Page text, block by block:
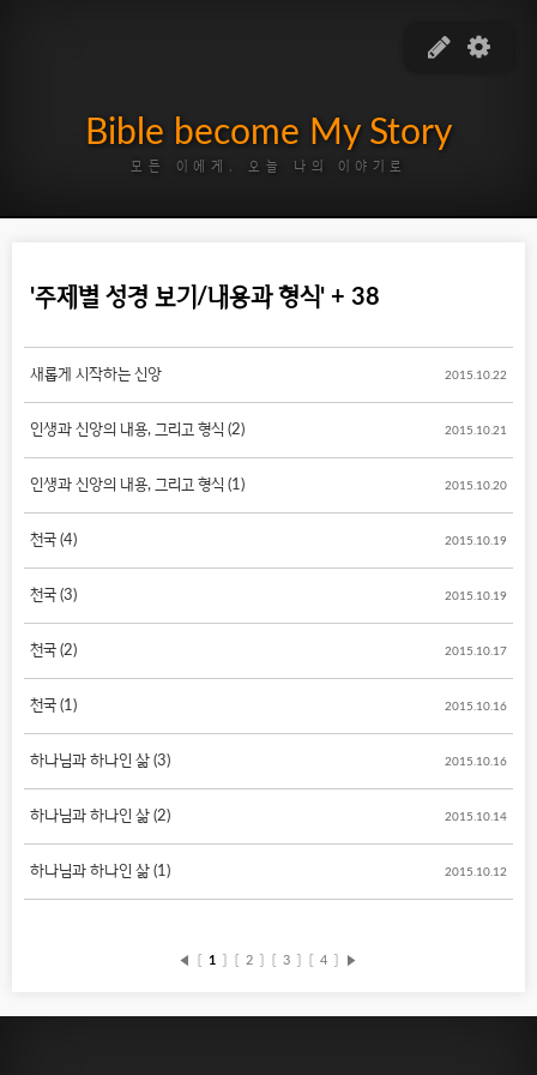
Bible become My Story
모든 이에게, 오늘 나의 이야기로
'주제별 성경 보기/내용과 형식' + 38
새롭게 시작하는 신앙 2015.10.22
인생과 신앙의 내용, 그리고 형식 (2) 2015.10.21
인생과 신앙의 내용, 그리고 형식 (1) 2015.10.20
천국 (4) 2015.10.19
천국 (3) 2015.10.19
천국 (2) 2015.10.17
천국 (1) 2015.10.16
하나님과 하나인 삶 (3) 2015.10.16
하나님과 하나인 삶 (2) 2015.10.14
하나님과 하나인 삶 (1) 2015.10.12
◀ 1 2 3 4 ▶